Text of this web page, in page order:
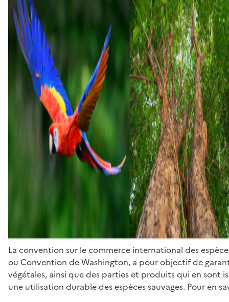
La convention sur le commerce international des
ou Convention de Washington, a pour objectif de
végétales, ainsi que des parties et produits qui en sont
une utilisation durable des espèces sauvages. Pour en